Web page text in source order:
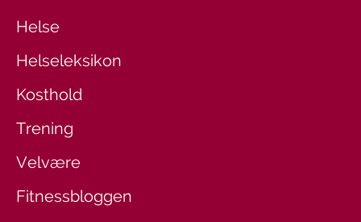
Helse
Helseleksikon
Kosthold
Trening
Velvære
Fitnessbloggen